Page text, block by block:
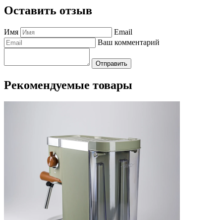
Оставить отзыв
Имя
Email
Ваш комментарий
Отправить
Рекомендуемые товары